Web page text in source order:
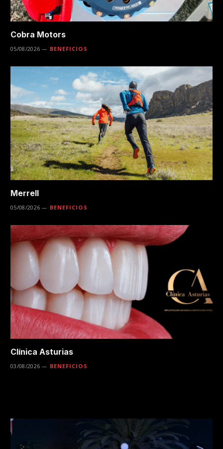
Cobra Motors
05/08/2026 BENEFICIOS
Merrell
05/08/2026 BENEFICIOS
Clínica Asturias
03/08/2026 BENEFICIOS